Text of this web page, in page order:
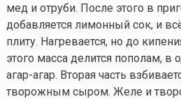
мед и отруби. После этого в
добавляется лимонный сок, и
плиту. Нагревается, но до
этого масса делится пополам, в
агар-агар. Вторая часть
творожным сыром. Желе и